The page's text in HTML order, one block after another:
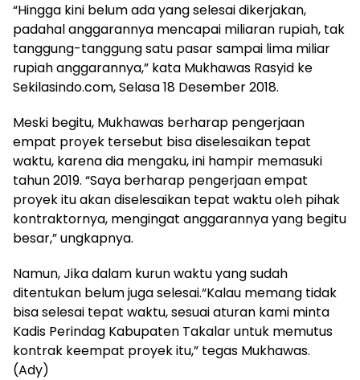
“Hingga kini belum ada yang selesai dikerjakan,
padahal anggarannya mencapai miliaran rupiah, tak
tanggung-tanggung satu pasar sampai lima miliar
rupiah anggarannya,” kata Mukhawas Rasyid ke
Sekilasindo.com, Selasa 18 Desember 2018.
Meski begitu, Mukhawas berharap pengerjaan
empat proyek tersebut bisa diselesaikan tepat
waktu, karena dia mengaku, ini hampir memasuki
tahun 2019. “Saya berharap pengerjaan empat
proyek itu akan diselesaikan tepat waktu oleh pihak
kontraktornya, mengingat anggarannya yang begitu
besar,” ungkapnya.
Namun, Jika dalam kurun waktu yang sudah
ditentukan belum juga selesai.“Kalau memang tidak
bisa selesai tepat waktu, sesuai aturan kami minta
Kadis Perindag Kabupaten Takalar untuk memutus
kontrak keempat proyek itu,” tegas Mukhawas.
(Ady)